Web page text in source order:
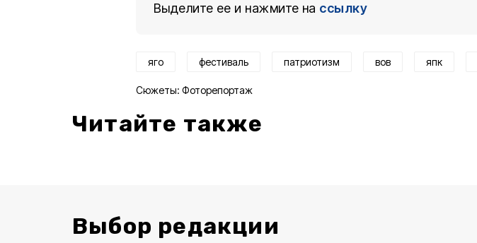
Выделите ее и нажмите на ссылку
яго фестиваль патриотизм вов япк
Сюжеты: Фоторепортаж
Читайте также
Выбор редакции